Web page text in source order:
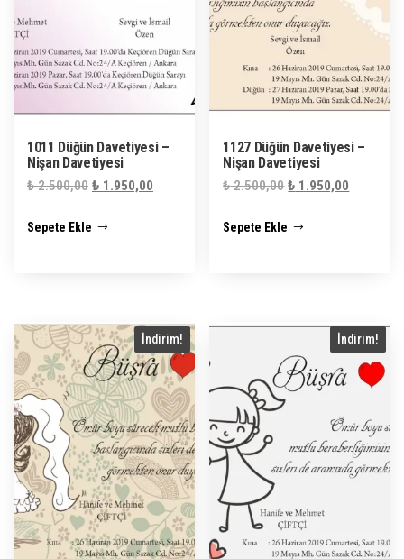
1011 Düğün Davetiyesi –
Nişan Davetiyesi
₺2.500,00 Orijinal
₺ 2.500,00.
₺ 1.950,00
Sepete Ekle
1127 Düğün Davetiyesi –
Nişan Davetiyesi
₺2.500,00 Orijinal
₺ 2.500,00.
₺ 1.950,00
Sepete Ekle
İndirim! İndirim!